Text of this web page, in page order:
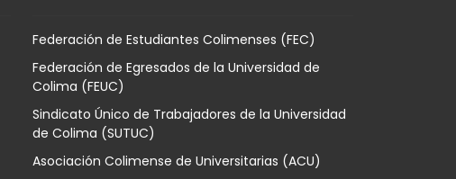
Federación de Estudiantes Colimenses (FEC)
Federación de Egresados de la Universidad de
Colima (FEUC)
Sindicato Único de Trabajadores de la Universidad
de Colima (SUTUC)
Asociación Colimense de Universitarias (ACU)